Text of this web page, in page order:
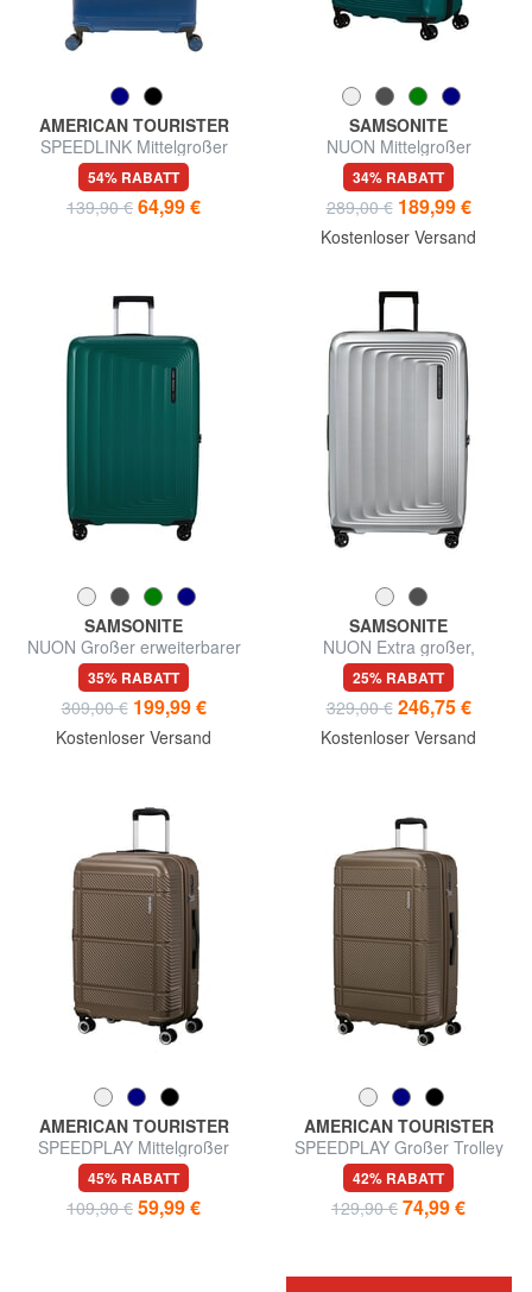
AMERICAN TOURISTER
SPEEDLINK Mittelgroßer
Trolley
54% RABATT
139,90 € 64,99 €
SAMSONITE
NUON Mittelgroßer
erweiterbarer Trolley
34% RABATT
289,00 € 189,99 €
Kostenloser Versand
SAMSONITE
NUON Großer erweiterbarer
Trolley
35% RABATT
309,00 € 199,99 €
Kostenloser Versand
SAMSONITE
NUON Extra großer,
erweiterbarer Trolley
25% RABATT
329,00 € 246,75 €
Kostenloser Versand
AMERICAN TOURISTER
SPEEDPLAY Mittelgroßer
Trolley
45% RABATT
109,90 € 59,99 €
AMERICAN TOURISTER
SPEEDPLAY Großer Trolley
42% RABATT
129,90 € 74,99 €